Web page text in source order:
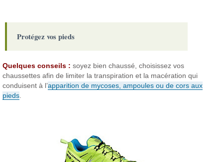
Protégez vos pieds
Quelques conseils : soyez bien chaussé, choisissez vos
chaussettes afin de limiter la transpiration et la macération qui
conduisent à l’apparition de mycoses, ampoules ou de cors aux
pieds